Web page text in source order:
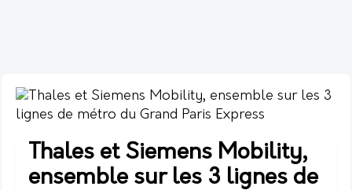
Thales et Siemens Mobility,
ensemble sur les 3 lignes de